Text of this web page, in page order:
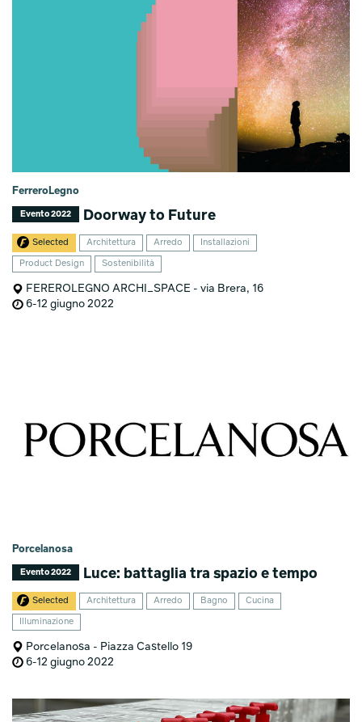
FerreroLegno
Evento 2022 Doorway to Future
Selected Architettura Arredo Installazioni
Product Design Sostenibilità
FEREROLEGNO ARCHI_SPACE - via Brera, 16
6-12 giugno 2022
Porcelanosa
Evento 2022 Luce: battaglia tra spazio e tempo
Selected Architettura Arredo Bagno Cucina
Illuminazione
Porcelanosa - Piazza Castello 19
6-12 giugno 2022